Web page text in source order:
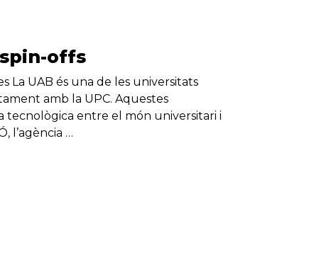
offs
La UAB és una de les universitats
amb la UPC. Aquestes
tecnològica entre el món universitari i
l’agència …